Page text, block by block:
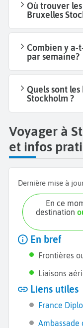
Où trouver
Bruxelles
Combien y a-
par semaine?
Quels sont
Stockholm ?
Voyager à
et infos
Dernière mise à
En ce moment, Stockholm est une
destination
En bref
Frontières
Liaisons
Liens utiles
France
Ambassade